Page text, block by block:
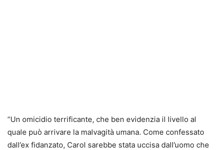
“Un omicidio terrificante, che ben evidenzia il livello al
quale può arrivare la malvagità umana. Come confessato
dall’ex fidanzato, Carol sarebbe stata uccisa dall’uomo che